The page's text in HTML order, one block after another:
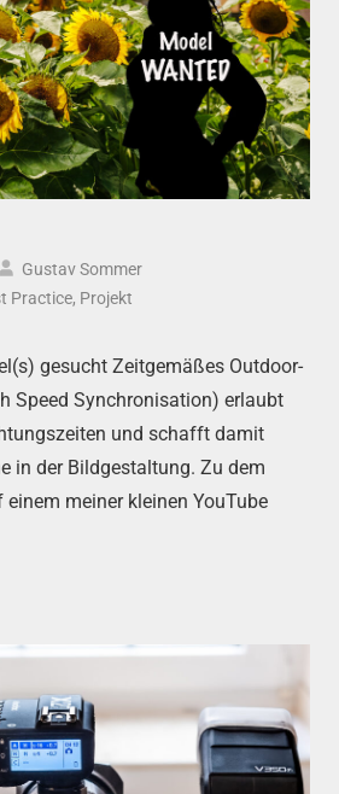
Gustav Sommer
Practice, Projekt
gesucht Zeitgemäßes Outdoor-
Speed Synchronisation) erlaubt
und schafft damit
in der Bildgestaltung. Zu dem
meiner kleinen YouTube